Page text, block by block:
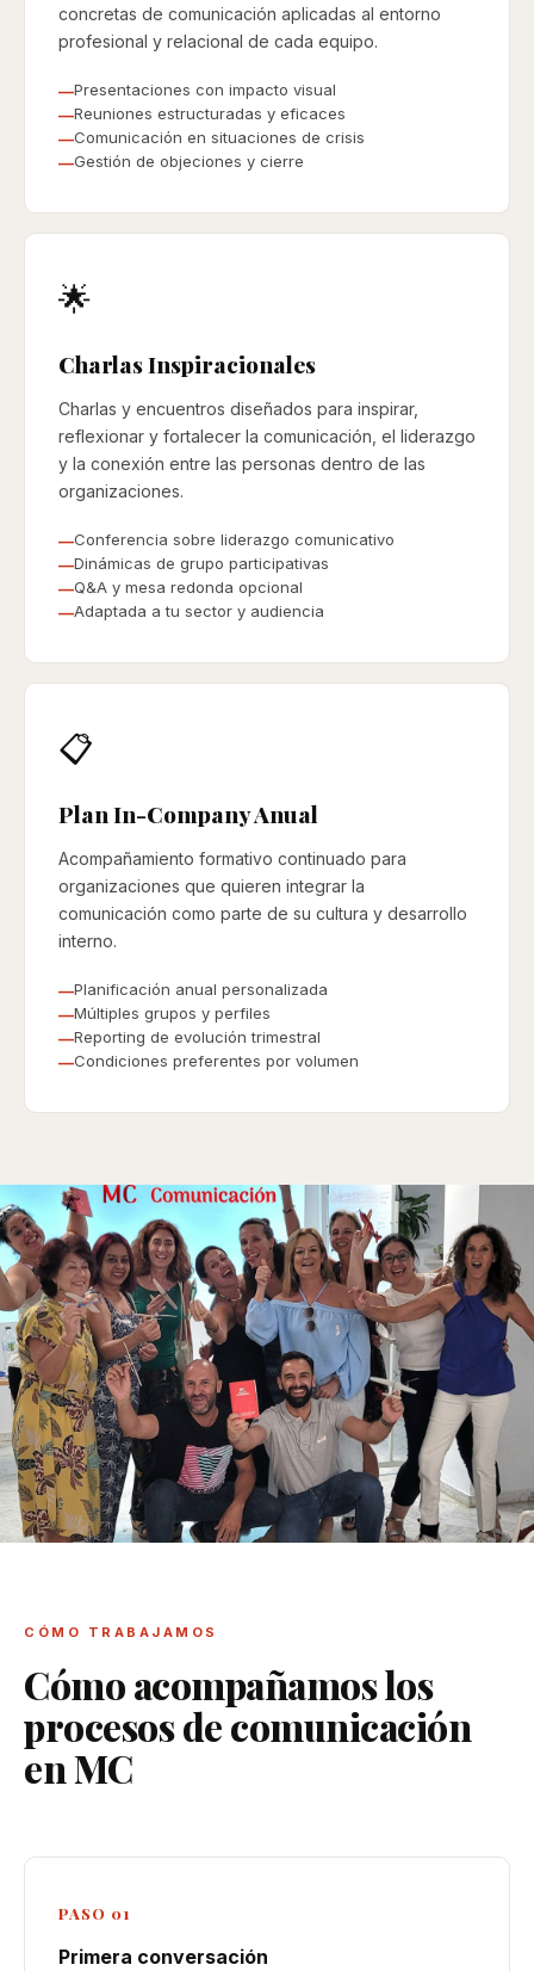
concretas de comunicación aplicadas al entorno
profesional y relacional de cada equipo.
Presentaciones con impacto visual
Reuniones estructuradas y eficaces
Comunicación en situaciones de crisis
Gestión de objeciones y cierre
🌟
Charlas Inspiracionales
Charlas y encuentros diseñados para inspirar,
reflexionar y fortalecer la comunicación, el liderazgo
y la conexión entre las personas dentro de las
organizaciones.
Conferencia sobre liderazgo comunicativo
Dinámicas de grupo participativas
Q&A y mesa redonda opcional
Adaptada a tu sector y audiencia
📋
Plan In-Company Anual
Acompañamiento formativo continuado para
organizaciones que quieren integrar la
comunicación como parte de su cultura y desarrollo
interno.
Planificación anual personalizada
Múltiples grupos y perfiles
Reporting de evolución trimestral
Condiciones preferentes por volumen
La comunicación no consiste
solo en hablar bien.
Consiste en conectar, transmitir
y generar confianza.
CÓMO TRABAJAMOS
Cómo acompañamos los
procesos de comunicación
en MC
PASO 01
Primera conversación